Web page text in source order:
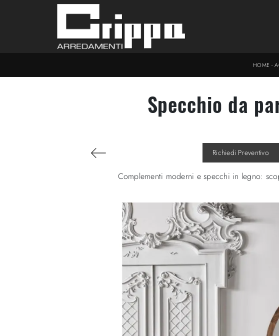
HOME -
Specchio da
Richiedi Preventivo
Complementi moderni e specchi in legno: